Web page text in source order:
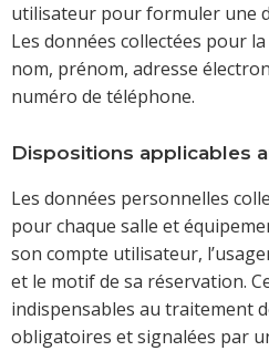
utilisateur pour formuler une
Les données collectées pour
nom, prénom, adresse
numéro de téléphone.
Dispositions applicables
Les données personnelles
pour chaque salle et
son compte utilisateur,
et le motif de sa réservation.
indispensables au traitement
obligatoires et signalées par